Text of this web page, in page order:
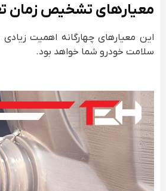
معیارهای تشخیص زمان
این معیارهای چهارگانه اهمیت
سلامت خودرو شما خواهد بود.